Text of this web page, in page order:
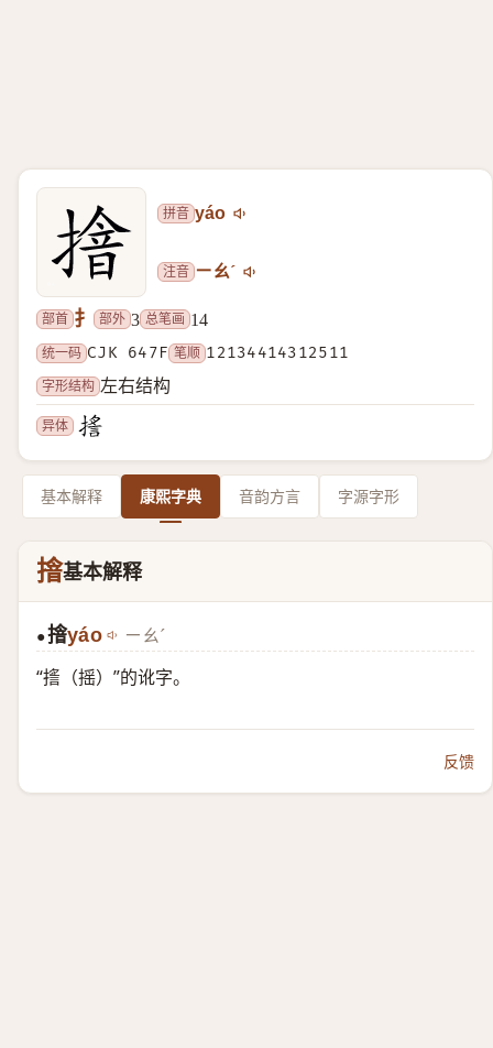
拼音 yáo
注音 ㄧㄠˊ
部首 扌 部外 3 总笔画 14
统一码 CJK 647F 笔顺 12134414312511
字形结构 左右结构
异体
基本解释 康熙字典 音韵方言 字源字形
摿基本解释
●摿yáo ㄧㄠˊ
“㨱（摇）”的讹字。
反馈